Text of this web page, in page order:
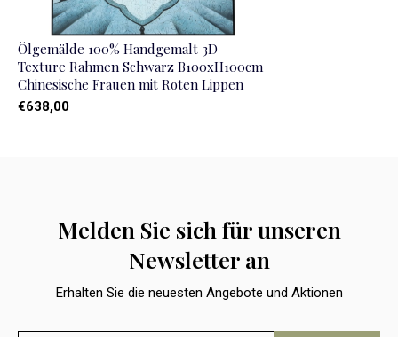
Ölgemälde 100% Handgemalt 3D
Texture Rahmen Schwarz B100xH100cm
Chinesische Frauen mit Roten Lippen
€638,00
Melden Sie sich für unseren
Newsletter an
Erhalten Sie die neuesten Angebote und Aktionen